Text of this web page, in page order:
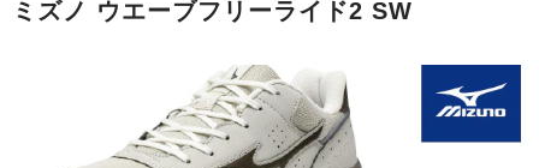
ミズノ ウエーブフリーライド2 SW